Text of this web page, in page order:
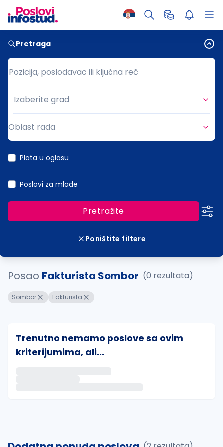
Pretraga
Pozicija, poslodavac ili ključna reč
Pozicija, poslodavac ili ključna reč
Grad
Izaberite grad
Oblast rada
Plata u oglasu
Poslovi za mlade
Pretražite
Poništite filtere
Posao Fakturista Sombor (0 rezultata)
Sombor Fakturista
Trenutno nemamo poslove sa ovim
kriterijumima, ali...